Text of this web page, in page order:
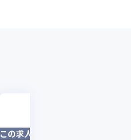
この求人は募集終了しました